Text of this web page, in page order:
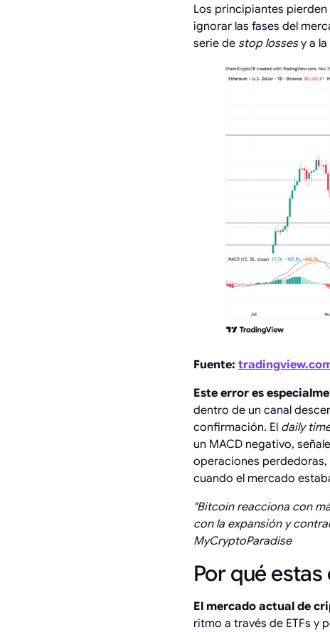
Los principiantes
ignorar las fases del
serie de stop lossesy a la
Fuente:
Este error es
dentro de un canal
confirmación. El daily
un MACD negativo,
operaciones
cuando el mercado
"Bitcoin reacciona con
con la expansión y
MyCryptoParadise
Por qué
El mercado actual de
ritmo a través de ETFs y